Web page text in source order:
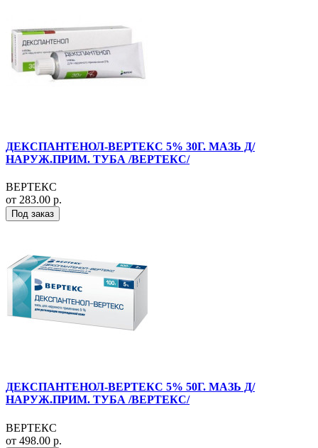
ДЕКСПАНТЕНОЛ-ВЕРТЕКС 5% 30Г. МАЗЬ Д/
НАРУЖ.ПРИМ. ТУБА /ВЕРТЕКС/
ВЕРТЕКС
от 283.00 р.
Под заказ
ДЕКСПАНТЕНОЛ-ВЕРТЕКС 5% 50Г. МАЗЬ Д/
НАРУЖ.ПРИМ. ТУБА /ВЕРТЕКС/
ВЕРТЕКС
от 498.00 р.